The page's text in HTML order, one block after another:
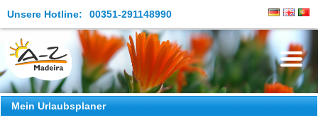
Unsere Hotline: 00351-291148990
Die Insel
Mein Urlaubsplaner